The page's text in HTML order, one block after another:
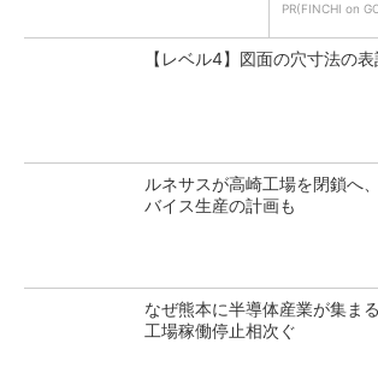
PR(FINCHI on
【レベル4】図面の穴寸法の
ルネサスが高崎工場を閉鎖へ
バイス生産の計画も
なぜ熊本に半導体産業が集
工場稼働停止相次ぐ